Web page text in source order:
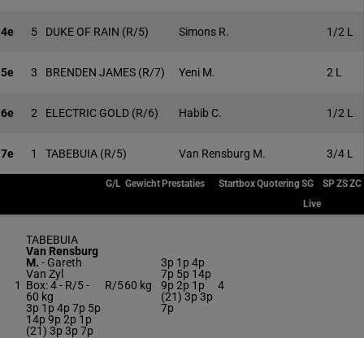
4e 5 DUKE OF RAIN (R/5) Simons R. 1/2 L
5e 3 BRENDEN JAMES (R/7) Yeni M. 2 L
6e 2 ELECTRIC GOLD (R/6) Habib C. 1/2 L
7e 1 TABEBUIA (R/5) Van Rensburg M. 3/4 L
G/L Gewicht Prestaties StartboxQuoteringSG SPZSZC
Live
1
TABEBUIA
Van Rensburg
M. - Gareth
Van Zyl
Box: 4 - R/5 -
60 kg
3p 1p 4p 7p 5p
14p 9p 2p 1p
(21) 3p 3p 7p
R/560 kg
3p 1p 4p
7p 5p 14p
9p 2p 1p
(21) 3p 3p
7p
4